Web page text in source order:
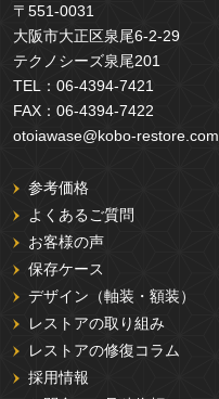
〒551-0031
大阪市大正区泉尾6-2-29
テクノシーズ泉尾201
TEL： 06-4394-7421
FAX： 06-4394-7422
otoiawase@kobo-restore.com
参考価格
よくあるご質問
お客様の声
保存ケース
デザイン（軸装・額装）
レストアの取り組み
レストアの修復コラム
採用情報